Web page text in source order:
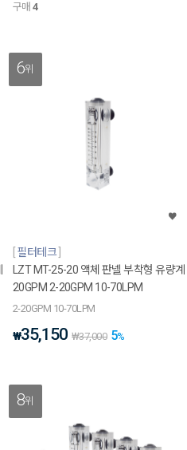
구매4
6위
필터테크
LZT MT-25-20 액체 판넬 부착형 유량계
20GPM 2-20GPM 10-70LPM
2-20GPM 10-70LPM
₩35,150 ₩37,000 5%
8위